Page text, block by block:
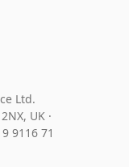
Ltd.
UK ·
9116 71